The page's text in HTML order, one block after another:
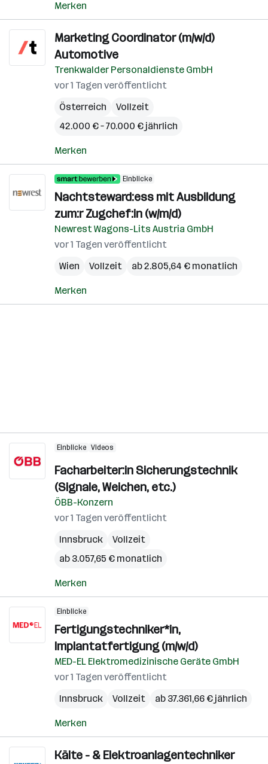
Merken
Marketing Coordinator (m/w/d)
Automotive
Trenkwalder Personaldienste GmbH
vor 1 Tagen veröffentlicht
Österreich
Vollzeit
42.000 € – 70.000 € jährlich
Merken
Einblicke
Nachtsteward:ess mit Ausbildung
zum:r Zugchef:in (w/m/d)
Newrest Wagons-Lits Austria GmbH
vor 1 Tagen veröffentlicht
Wien
Vollzeit ab 2.805,64 € monatlich
Merken
Einblicke Videos
Facharbeiter:in Sicherungstechnik
(Signale, Weichen, etc.)
ÖBB-Konzern
vor 1 Tagen veröffentlicht
Innsbruck
Vollzeit
ab 3.057,65 € monatlich
Merken
Einblicke
Fertigungstechniker*in,
Implantatfertigung (m/w/d)
MED-EL Elektromedizinische Geräte GmbH
vor 1 Tagen veröffentlicht
Innsbruck
Vollzeit ab 37.361,66 € jährlich
Merken
Kälte - & Elektroanlagentechniker